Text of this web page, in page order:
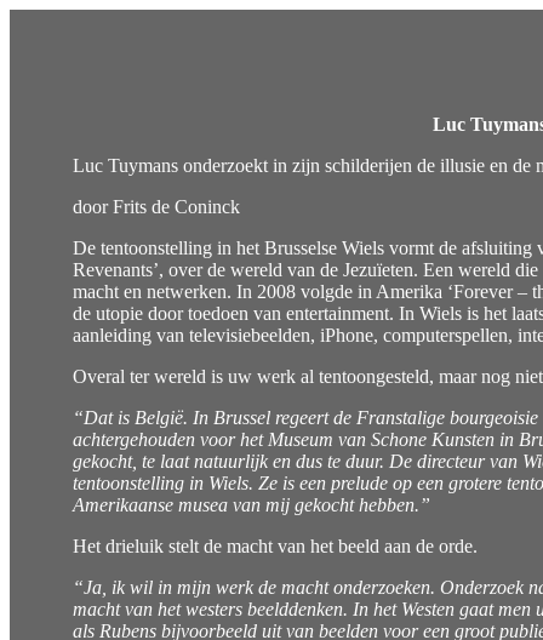
Luc
Luc Tuymans onderzoekt in zijn schilderijen de illusie en de
door Frits de Coninck
De tentoonstelling in het Brusselse Wiels vormt de
Revenants’, over de wereld van de Jezuïeten. Een wereld
macht en netwerken. In 2008 volgde in Amerika ‘Forever –
de utopie door toedoen van entertainment. In Wiels is het
aanleiding van televisiebeelden, iPhone, computerspellen,
Overal ter wereld is uw werk al tentoongesteld, maar nog
“Dat is België. In Brussel regeert de Franstalige
achtergehouden voor het Museum van Schone Kunsten in
gekocht, te laat natuurlijk en dus te duur. De directeur van
tentoonstelling in Wiels. Ze is een prelude op een grotere
Amerikaanse musea van mij gekocht hebben.”
Het drieluik stelt de macht van het beeld aan de orde.
“Ja, ik wil in mijn werk de macht onderzoeken. Onderzoek
macht van het westers beelddenken. In het Westen gaat
als Rubens bijvoorbeeld uit van beelden voor een groot